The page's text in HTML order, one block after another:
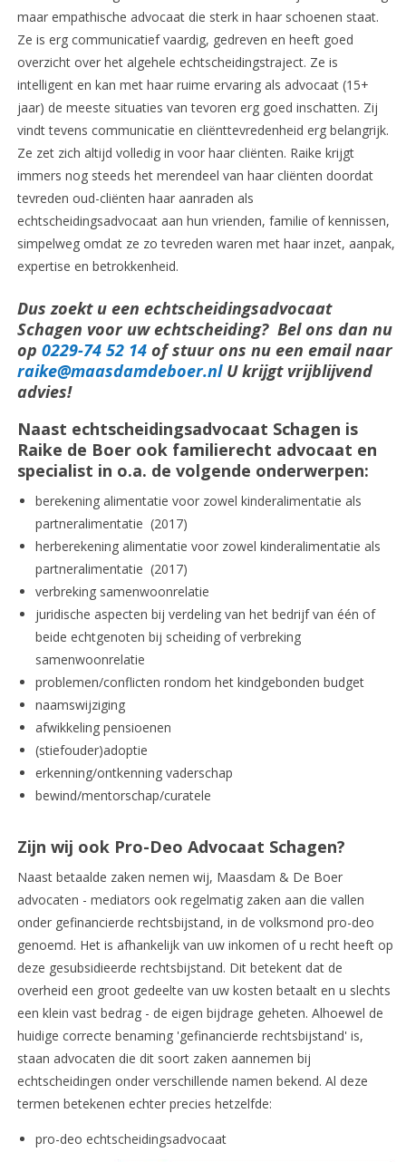
maar empathische advocaat die sterk in haar schoenen staat.
Ze is erg communicatief vaardig, gedreven en heeft goed
overzicht over het algehele echtscheidingstraject. Ze is
intelligent en kan met haar ruime ervaring als advocaat (15+
jaar) de meeste situaties van tevoren erg goed inschatten. Zij
vindt tevens communicatie en cliënttevredenheid erg belangrijk.
Ze zet zich altijd volledig in voor haar cliënten. Raike krijgt
immers nog steeds het merendeel van haar cliënten doordat
tevreden oud-cliënten haar aanraden als
echtscheidingsadvocaat aan hun vrienden, familie of kennissen,
simpelweg omdat ze zo tevreden waren met haar inzet, aanpak,
expertise en betrokkenheid.
Dus zoekt u een echtscheidingsadvocaat
Schagen voor uw echtscheiding? Bel ons dan nu
op 0229-74 52 14of stuur ons nu een email naar
raike@maasdamdeboer.nl U krijgt vrijblijvend
advies!
Naast echtscheidingsadvocaat Schagen is
Raike de Boer ook familierecht advocaat en
specialist in o.a. de volgende onderwerpen:
berekening alimentatie voor zowel kinderalimentatie als
partneralimentatie (2017)
herberekening alimentatie voor zowel kinderalimentatie als
partneralimentatie (2017)
verbreking samenwoonrelatie
juridische aspecten bij verdeling van het bedrijf van één of
beide echtgenoten bij scheiding of verbreking
samenwoonrelatie
problemen/conflicten rondom het kindgebonden budget
naamswijziging
afwikkeling pensioenen
(stiefouder)adoptie
erkenning/ontkenning vaderschap
bewind/mentorschap/curatele
Zijn wij ook Pro-Deo Advocaat Schagen?
Naast betaalde zaken nemen wij, Maasdam & De Boer
advocaten - mediators ook regelmatig zaken aan die vallen
onder gefinancierde rechtsbijstand, in de volksmond pro-deo
genoemd. Het is afhankelijk van uw inkomen of u recht heeft op
deze gesubsidieerde rechtsbijstand. Dit betekent dat de
overheid een groot gedeelte van uw kosten betaalt en u slechts
een klein vast bedrag - de eigen bijdrage geheten. Alhoewel de
huidige correcte benaming 'gefinancierde rechtsbijstand' is,
staan advocaten die dit soort zaken aannemen bij
echtscheidingen onder verschillende namen bekend. Al deze
termen betekenen echter precies hetzelfde:
pro-deo echtscheidingsadvocaat